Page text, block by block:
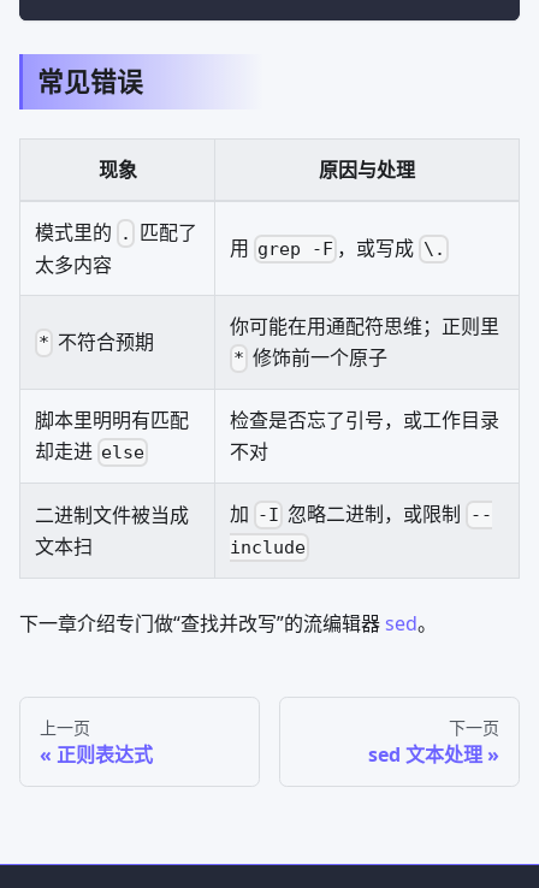
常见错误
现象 原因与处理
模式里的 .
匹配了
太多内容
用 grep -F ，或写成 \.
* 不符合预期
你可能在用通配符思维；正则里
* 修饰前一个原子
脚本里明明有匹配
却走进 else
检查是否忘了引号，或工作目录
不对
二进制文件被当成
文本扫
加 -I 忽略二进制，或限制
--
include
下一章介绍专门做“查找并改写”的流编辑器 sed。
上一页
正则表达式
下一页
sed 文本处理